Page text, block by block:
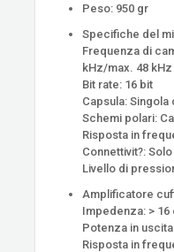
Peso: 950 gr
Specifiche del
Frequenza di
kHz/max. 48 kHz
Bit rate: 16 bit
Capsula:
Schemi polari:
Risposta in
Connettivit?: Solo
Livello di
Amplificatore
Impedenza: > 16
Potenza in uscita
Risposta in